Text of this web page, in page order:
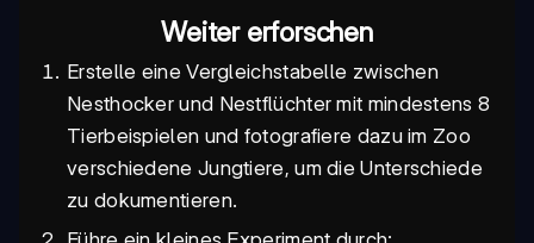
Weiter erforschen
Erstelle eine Vergleichstabelle zwischen
Nesthocker und Nestflüchter mit mindestens 8
Tierbeispielen und fotografiere dazu im Zoo
verschiedene Jungtiere, um die Unterschiede
zu dokumentieren.